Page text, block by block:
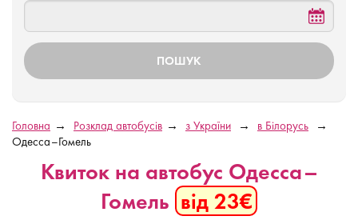
Головна Розклад автобусів з України
в Білорусь
Одесса–Гомель
Квиток на автобус Одесса–
Гомель від 23€